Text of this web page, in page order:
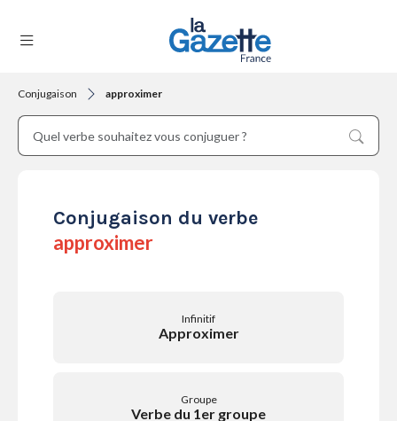
THÉMATIQUES
Conjugaison approximer
Conjugaison du verbe
approximer
Infinitif
Approximer
Groupe
Verbe du 1er groupe